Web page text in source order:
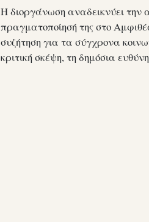
Η διοργάνωση αναδεικνύει την
πραγματοποίησή της στο
συζήτηση για τα σύγχρονα
κριτική σκέψη, τη δημόσια